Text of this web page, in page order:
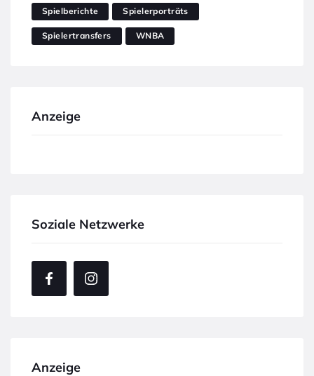
Spielberichte Spielerporträts
Spielertransfers WNBA
Anzeige
Soziale Netzwerke
Anzeige